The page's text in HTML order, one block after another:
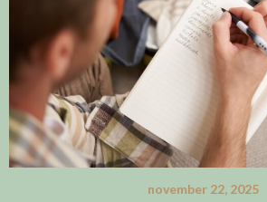
november 22, 2025